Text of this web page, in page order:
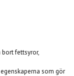
fettsyror,
som gör